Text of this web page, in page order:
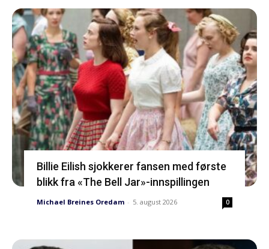
Billie Eilish sjokkerer fansen med første
blikk fra «The Bell Jar»-innspillingen
Michael Breines Oredam - 5. august 2026 0